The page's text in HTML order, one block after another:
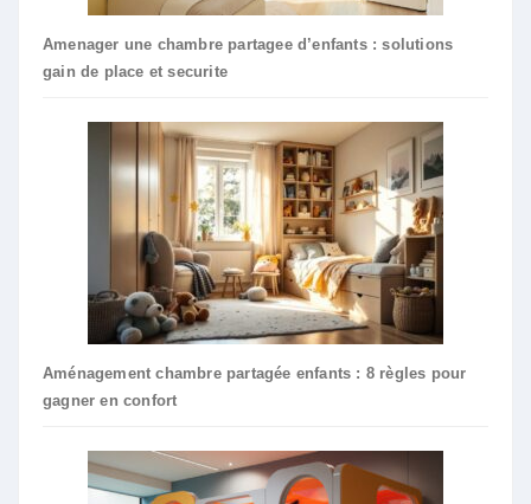
Amenager une chambre partagee d’enfants : solutions
gain de place et securite
Aménagement chambre partagée enfants : 8 règles pour
gagner en confort